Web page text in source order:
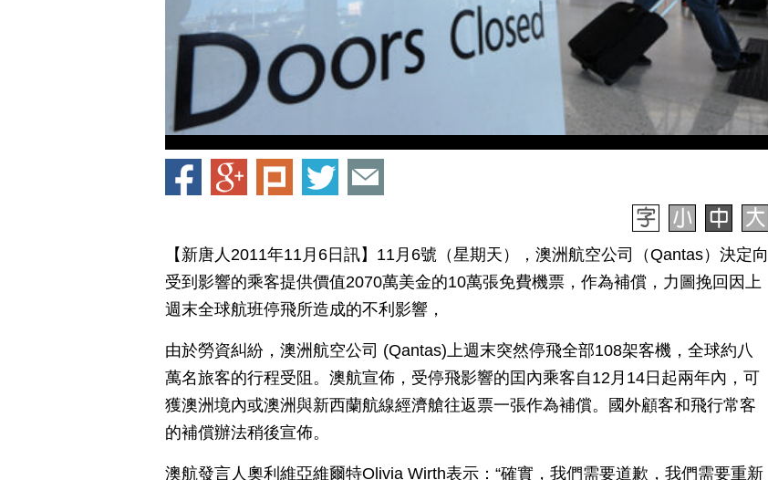
【新唐人2011年11月6日訊】11月6號（星期天），澳洲航空公司（Qantas）決定向
受到影響的乘客提供價值2070萬美金的10萬張免費機票，作為補償，力圖挽回因上
週末全球航班停飛所造成的不利影響，
由於勞資糾紛，澳洲航空公司 (Qantas)上週末突然停飛全部108架客機，全球約八
萬名旅客的行程受阻。澳航宣佈，受停飛影響的囯內乘客自12月14日起兩年內，可
獲澳洲境內或澳洲與新西蘭航線經濟艙往返票一張作為補償。國外顧客和飛行常客
的補償辦法稍後宣佈。
澳航發言人奧利維亞維爾特Olivia Wirth表示：“確實，我們需要道歉，我們需要重新